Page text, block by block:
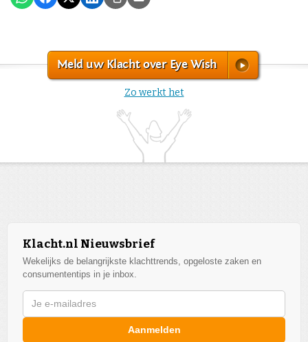
Meld uw Klacht over Eye Wish
Zo werkt het
Klacht.nl Nieuwsbrief
Wekelijks de belangrijkste klachttrends, opgeloste zaken en
consumententips in je inbox.
Aanmelden